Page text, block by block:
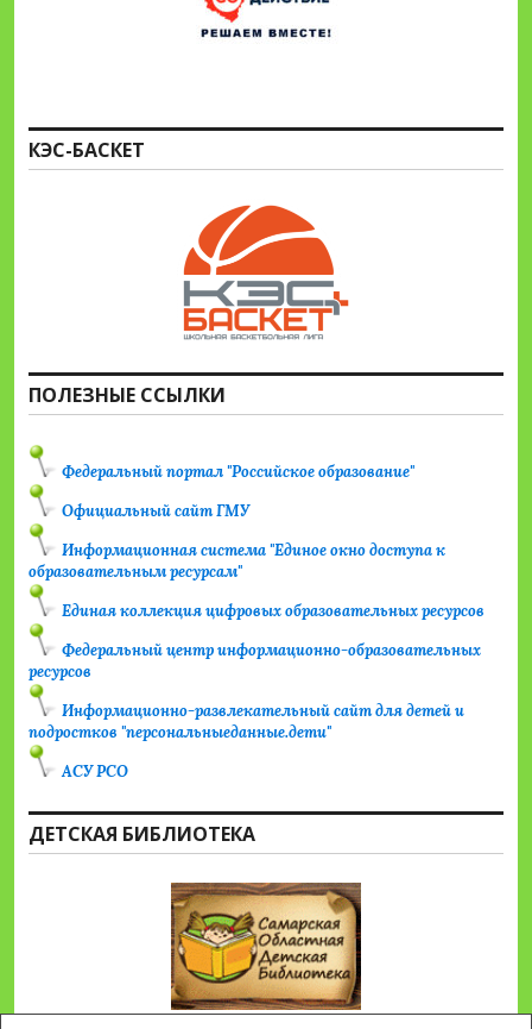
КЭС-БАСКЕТ
ПОЛЕЗНЫЕ ССЫЛКИ
Федеральный портал "Российское образование"
Официальный сайт ГМУ
Информационная система "Единое окно доступа к
образовательным ресурсам"
Единая коллекция цифровых образовательных ресурсов
Федеральный центр информационно-образовательных
ресурсов
Информационно-развлекательный сайт для детей и
подростков "персональныеданные.дети"
АСУ РСО
ДЕТСКАЯ БИБЛИОТЕКА